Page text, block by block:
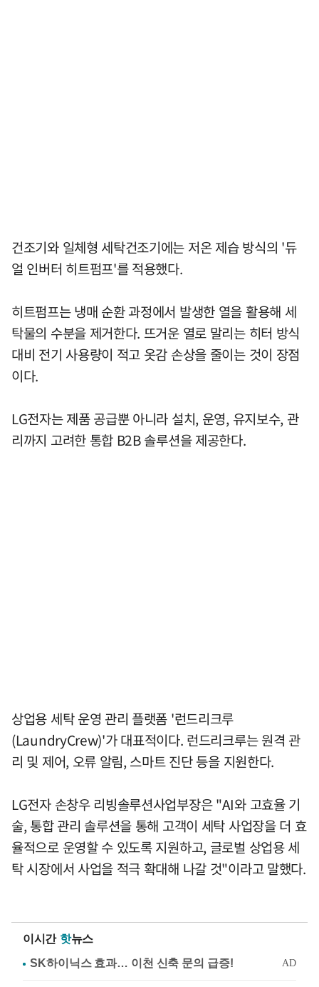
건조기와 일체형 세탁건조기에는 저온 제습 방식의 '듀
얼 인버터 히트펌프'를 적용했다.
히트펌프는 냉매 순환 과정에서 발생한 열을 활용해 세
탁물의 수분을 제거한다. 뜨거운 열로 말리는 히터 방식
대비 전기 사용량이 적고 옷감 손상을 줄이는 것이 장점
이다.
LG전자는 제품 공급뿐 아니라 설치, 운영, 유지보수, 관
리까지 고려한 통합 B2B 솔루션을 제공한다.
상업용 세탁 운영 관리 플랫폼 '런드리크루
(LaundryCrew)'가 대표적이다. 런드리크루는 원격 관
리 및 제어, 오류 알림, 스마트 진단 등을 지원한다.
LG전자 손창우 리빙솔루션사업부장은 "AI와 고효율 기
술, 통합 관리 솔루션을 통해 고객이 세탁 사업장을 더 효
율적으로 운영할 수 있도록 지원하고, 글로벌 상업용 세
탁 시장에서 사업을 적극 확대해 나갈 것"이라고 말했다.
이시간 핫뉴스